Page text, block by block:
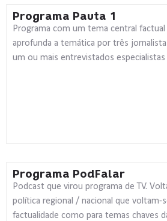
Programa Pauta 1
Programa com um tema central factual
aprofunda a temática por três
um ou mais entrevistados
Programa PodFalar
Podcast que virou programa de TV.
política regional / nacional que voltam-
factualidade como para temas chaves